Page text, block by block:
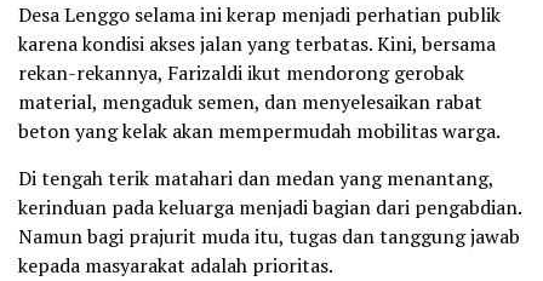
Desa Lenggo selama ini kerap menjadi perhatian publik
karena kondisi akses jalan yang terbatas. Kini, bersama
rekan-rekannya, Farizaldi ikut mendorong gerobak
material, mengaduk semen, dan menyelesaikan rabat
beton yang kelak akan mempermudah mobilitas warga.
Di tengah terik matahari dan medan yang menantang,
kerinduan pada keluarga menjadi bagian dari pengabdian.
Namun bagi prajurit muda itu, tugas dan tanggung jawab
kepada masyarakat adalah prioritas.